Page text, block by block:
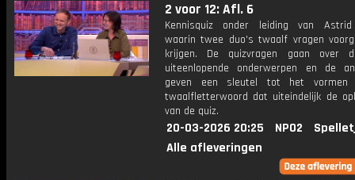
2 voor 12: Afl. 6
Kennisquiz onder leiding van
waarin twee duo's twaalf vragen
krijgen. De quizvragen gaan over
uiteenlopende onderwerpen en de
geven een sleutel tot het vormen
twaalfletterwoord dat uiteindelijk de
van de quiz.
20-03-2026 20:25 NPO2
Alle afleveringen